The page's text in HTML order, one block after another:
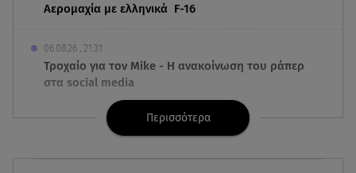
Αερομαχία με ελληνικά F-16
06.08.26 , 21:31
Τροχαίο για τον Mike - Η ανακοίνωση του ράπερ
στα social media
06.08.26 , 21:22
Ισραήλ - Κύπρος - Κρήτη: Το μεγαλύτερο
υποθαλάσσιο καλώδιο στον κόσμο
Περισσότερα